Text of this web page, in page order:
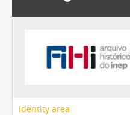
Identity area